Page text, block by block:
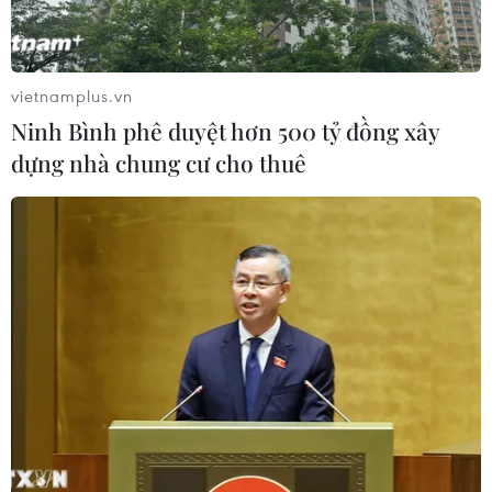
Bộ Tư pháp Mỹ mở chiến dịch thu
hồi quốc tịch quy mô lớn
04/08/2026 06:14
Trưng bày tư liệu “Chủ tịch Hồ Chí
Nghĩa tình son sắt đặc biệt"
Mỹ bắt đầu áp dụng chính sách ký
quỹ thị thực mới, ảnh hưởng tới hàng
chục nước
04/08/2026 01:25
vietnamplus.vn
Ninh Bình phê duyệt hơn 500 tỷ đồng xây
dựng nhà chung cư cho thuê